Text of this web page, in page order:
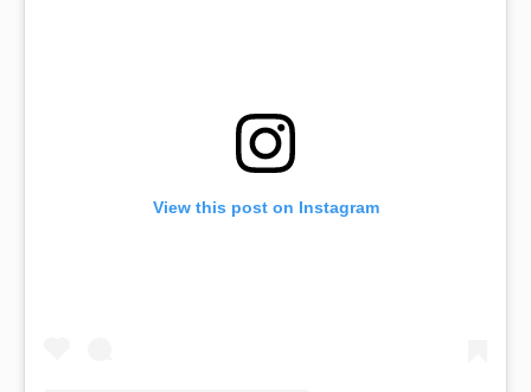
View this post on Instagram